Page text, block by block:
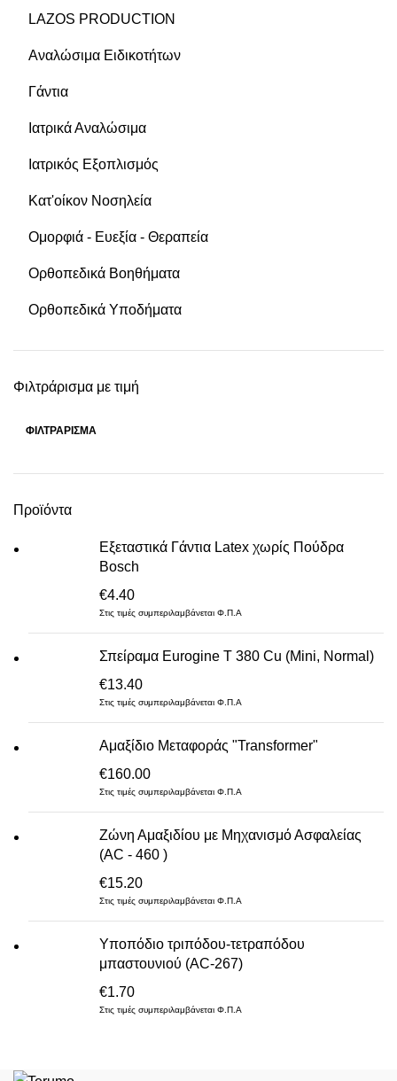
LAZOS PRODUCTION
Αναλώσιμα Ειδικοτήτων
Γάντια
Ιατρικά Αναλώσιμα
Ιατρικός Εξοπλισμός
Κατ'οίκον Νοσηλεία
Ομορφιά - Ευεξία - Θεραπεία
Ορθοπεδικά Βοηθήματα
Ορθοπεδικά Υποδήματα
Φιλτράρισμα με τιμή
ΦΙΛΤΡΆΡΙΣΜΑ
Προϊόντα
Εξεταστικά Γάντια Latex χωρίς Πούδρα
Bosch
€4.40
Στις τιμές συμπεριλαμβάνεται Φ.Π.Α
Σπείραμα Eurogine Τ 380 Cu (Mini, Normal)
€13.40
Στις τιμές συμπεριλαμβάνεται Φ.Π.Α
Αμαξίδιο Μεταφοράς "Transformer"
€160.00
Στις τιμές συμπεριλαμβάνεται Φ.Π.Α
Ζώνη Αμαξιδίου με Μηχανισμό Ασφαλείας
(AC - 460 )
€15.20
Στις τιμές συμπεριλαμβάνεται Φ.Π.Α
Υποπόδιο τριπόδου-τετραπόδου
μπαστουνιού (AC-267)
€1.70
Στις τιμές συμπεριλαμβάνεται Φ.Π.Α